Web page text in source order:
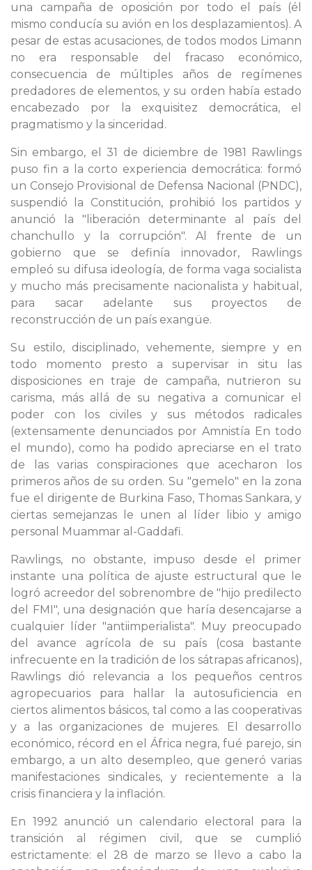
una campaña de oposición por todo el país (él
mismo conducía su avión en los desplazamientos). A
pesar de estas acusaciones, de todos modos Limann
no era responsable del fracaso económico,
consecuencia de múltiples años de regímenes
predadores de elementos, y su orden había estado
encabezado por la exquisitez democrática, el
pragmatismo y la sinceridad.
Sin embargo, el 31 de diciembre de 1981 Rawlings
puso fin a la corto experiencia democrática: formó
un Consejo Provisional de Defensa Nacional (PNDC),
suspendió la Constitución, prohibió los partidos y
anunció la "liberación determinante al país del
chanchullo y la corrupción". Al frente de un
gobierno que se definía innovador, Rawlings
empleó su difusa ideología, de forma vaga socialista
y mucho más precisamente nacionalista y habitual,
para sacar adelante sus proyectos de
reconstrucción de un país exangüe.
Su estilo, disciplinado, vehemente, siempre y en
todo momento presto a supervisar in situ las
disposiciones en traje de campaña, nutrieron su
carisma, más allá de su negativa a comunicar el
poder con los civiles y sus métodos radicales
(extensamente denunciados por Amnistía En todo
el mundo), como ha podido apreciarse en el trato
de las varias conspiraciones que acecharon los
primeros años de su orden. Su "gemelo" en la zona
fue el dirigente de Burkina Faso, Thomas Sankara, y
ciertas semejanzas le unen al líder libio y amigo
personal Muammar al-Gaddafi.
Rawlings, no obstante, impuso desde el primer
instante una política de ajuste estructural que le
logró acreedor del sobrenombre de "hijo predilecto
del FMI", una designación que haría desencajarse a
cualquier líder "antiimperialista". Muy preocupado
del avance agrícola de su país (cosa bastante
infrecuente en la tradición de los sátrapas africanos),
Rawlings dió relevancia a los pequeños centros
agropecuarios para hallar la autosuficiencia en
ciertos alimentos básicos, tal como a las cooperativas
y a las organizaciones de mujeres. El desarrollo
económico, récord en el África negra, fué parejo, sin
embargo, a un alto desempleo, que generó varias
manifestaciones sindicales, y recientemente a la
crisis financiera y la inflación.
En 1992 anunció un calendario electoral para la
transición al régimen civil, que se cumplió
estrictamente: el 28 de marzo se llevo a cabo la